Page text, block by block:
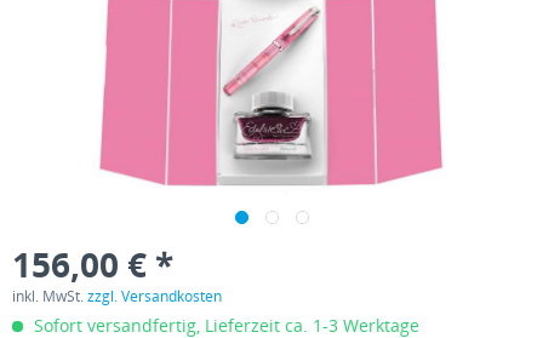
156,00 € *
inkl. MwSt.zzgl. Versandkosten
Sofort versandfertig, Lieferzeit ca. 1-3 Werktage